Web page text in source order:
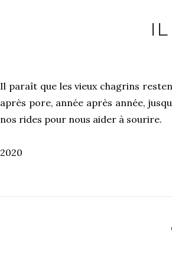
Il paraît que les vieux chagrins
après pore, année après année,
nos rides pour nous aider à sourire.
2020